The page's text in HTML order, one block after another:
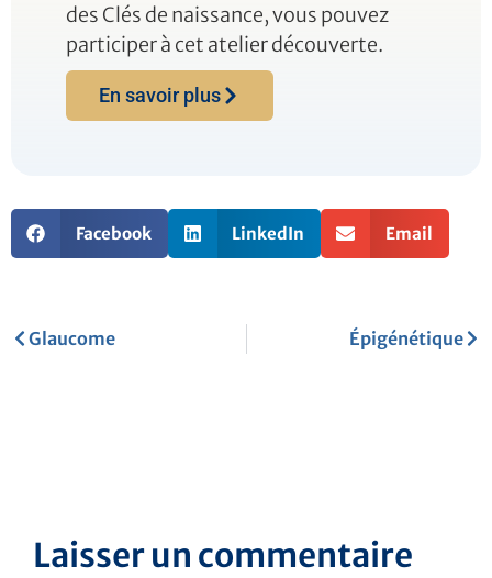
des Clés de naissance, vous pouvez
participer à cet atelier découverte.
En savoir plus
Facebook LinkedIn Email
Glaucome
Épigénétique
Laisser un commentaire